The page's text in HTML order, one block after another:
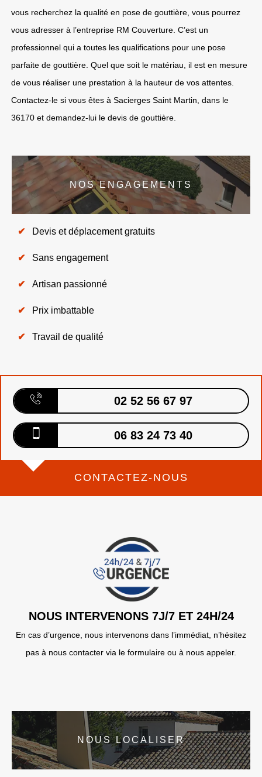
vous recherchez la qualité en pose de gouttière, vous pourrez
vous adresser à l’entreprise RM Couverture. C’est un
professionnel qui a toutes les qualifications pour une pose
parfaite de gouttière. Quel que soit le matériau, il est en mesure
de vous réaliser une prestation à la hauteur de vos attentes.
Contactez-le si vous êtes à Sacierges Saint Martin, dans le
36170 et demandez-lui le devis de gouttière.
NOS ENGAGEMENTS
Devis et déplacement gratuits
Sans engagement
Artisan passionné
Prix imbattable
Travail de qualité
02 52 56 67 97
06 83 24 73 40
CONTACTEZ-NOUS
NOUS INTERVENONS 7J/7 ET 24H/24
En cas d’urgence, nous intervenons dans l’immédiat, n’hésitez
pas à nous contacter via le formulaire ou à nous appeler.
NOUS LOCALISER